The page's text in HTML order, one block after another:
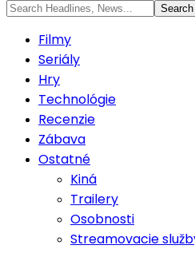
Filmy
Seriály
Hry
Technológie
Recenzie
Zábava
Ostatné
Kiná
Trailery
Osobnosti
Streamovacie